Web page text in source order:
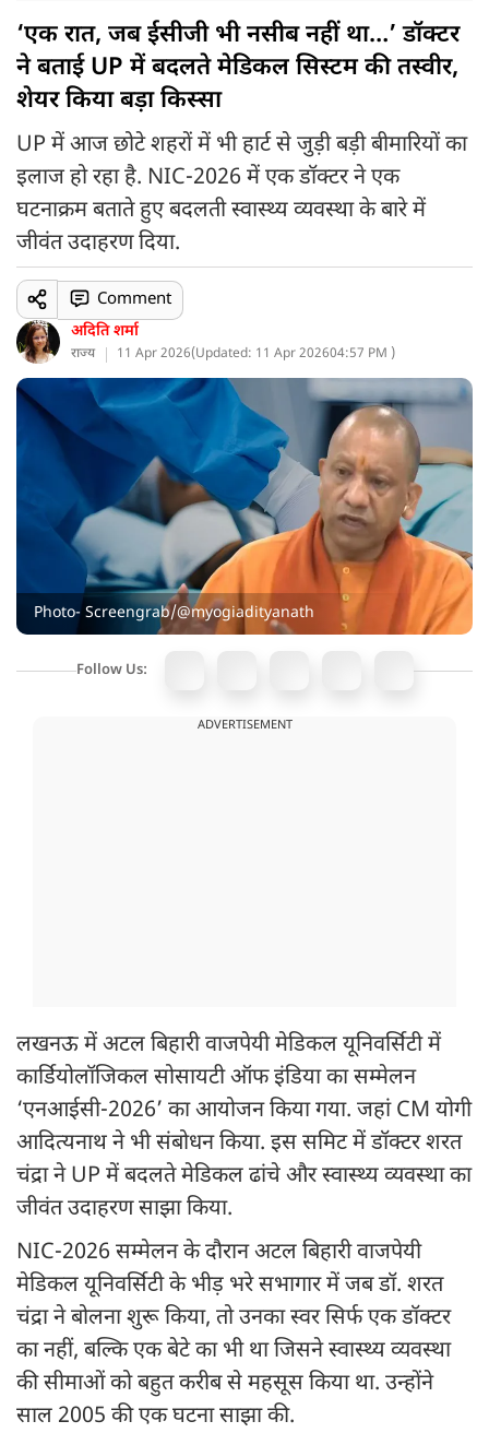
‘एक रात, जब ईसीजी भी नसीब नहीं था…’ डॉक्टर
ने बताई UP में बदलते मेडिकल सिस्टम की तस्वीर,
शेयर किया बड़ा किस्सा
UP में आज छोटे शहरों में भी हार्ट से जुड़ी बड़ी बीमारियों का
इलाज हो रहा है. NIC-2026 में एक डॉक्टर ने एक
घटनाक्रम बताते हुए बदलती स्वास्थ्य व्यवस्था के बारे में
जीवंत उदाहरण दिया.
अदिति शर्मा
राज्य 11 Apr 2026(Updated: 11 Apr 202604:57 PM )
Comment
Photo- Screengrab/@myogiadityanath
Follow Us:
ADVERTISEMENT
लखनऊ में अटल बिहारी वाजपेयी मेडिकल यूनिवर्सिटी में
कार्डियोलॉजिकल सोसायटी ऑफ इंडिया का सम्मेलन
‘एनआईसी-2026’ का आयोजन किया गया. जहां CM योगी
आदित्यनाथ ने भी संबोधन किया. इस समिट में डॉक्टर शरत
चंद्रा ने UP में बदलते मेडिकल ढांचे और स्वास्थ्य व्यवस्था का
जीवंत उदाहरण साझा किया.
NIC-2026 सम्मेलन के दौरान अटल बिहारी वाजपेयी
मेडिकल यूनिवर्सिटी के भीड़ भरे सभागार में जब डॉ. शरत
चंद्रा ने बोलना शुरू किया, तो उनका स्वर सिर्फ एक डॉक्टर
का नहीं, बल्कि एक बेटे का भी था जिसने स्वास्थ्य व्यवस्था
की सीमाओं को बहुत करीब से महसूस किया था. उन्होंने
साल 2005 की एक घटना साझा की.